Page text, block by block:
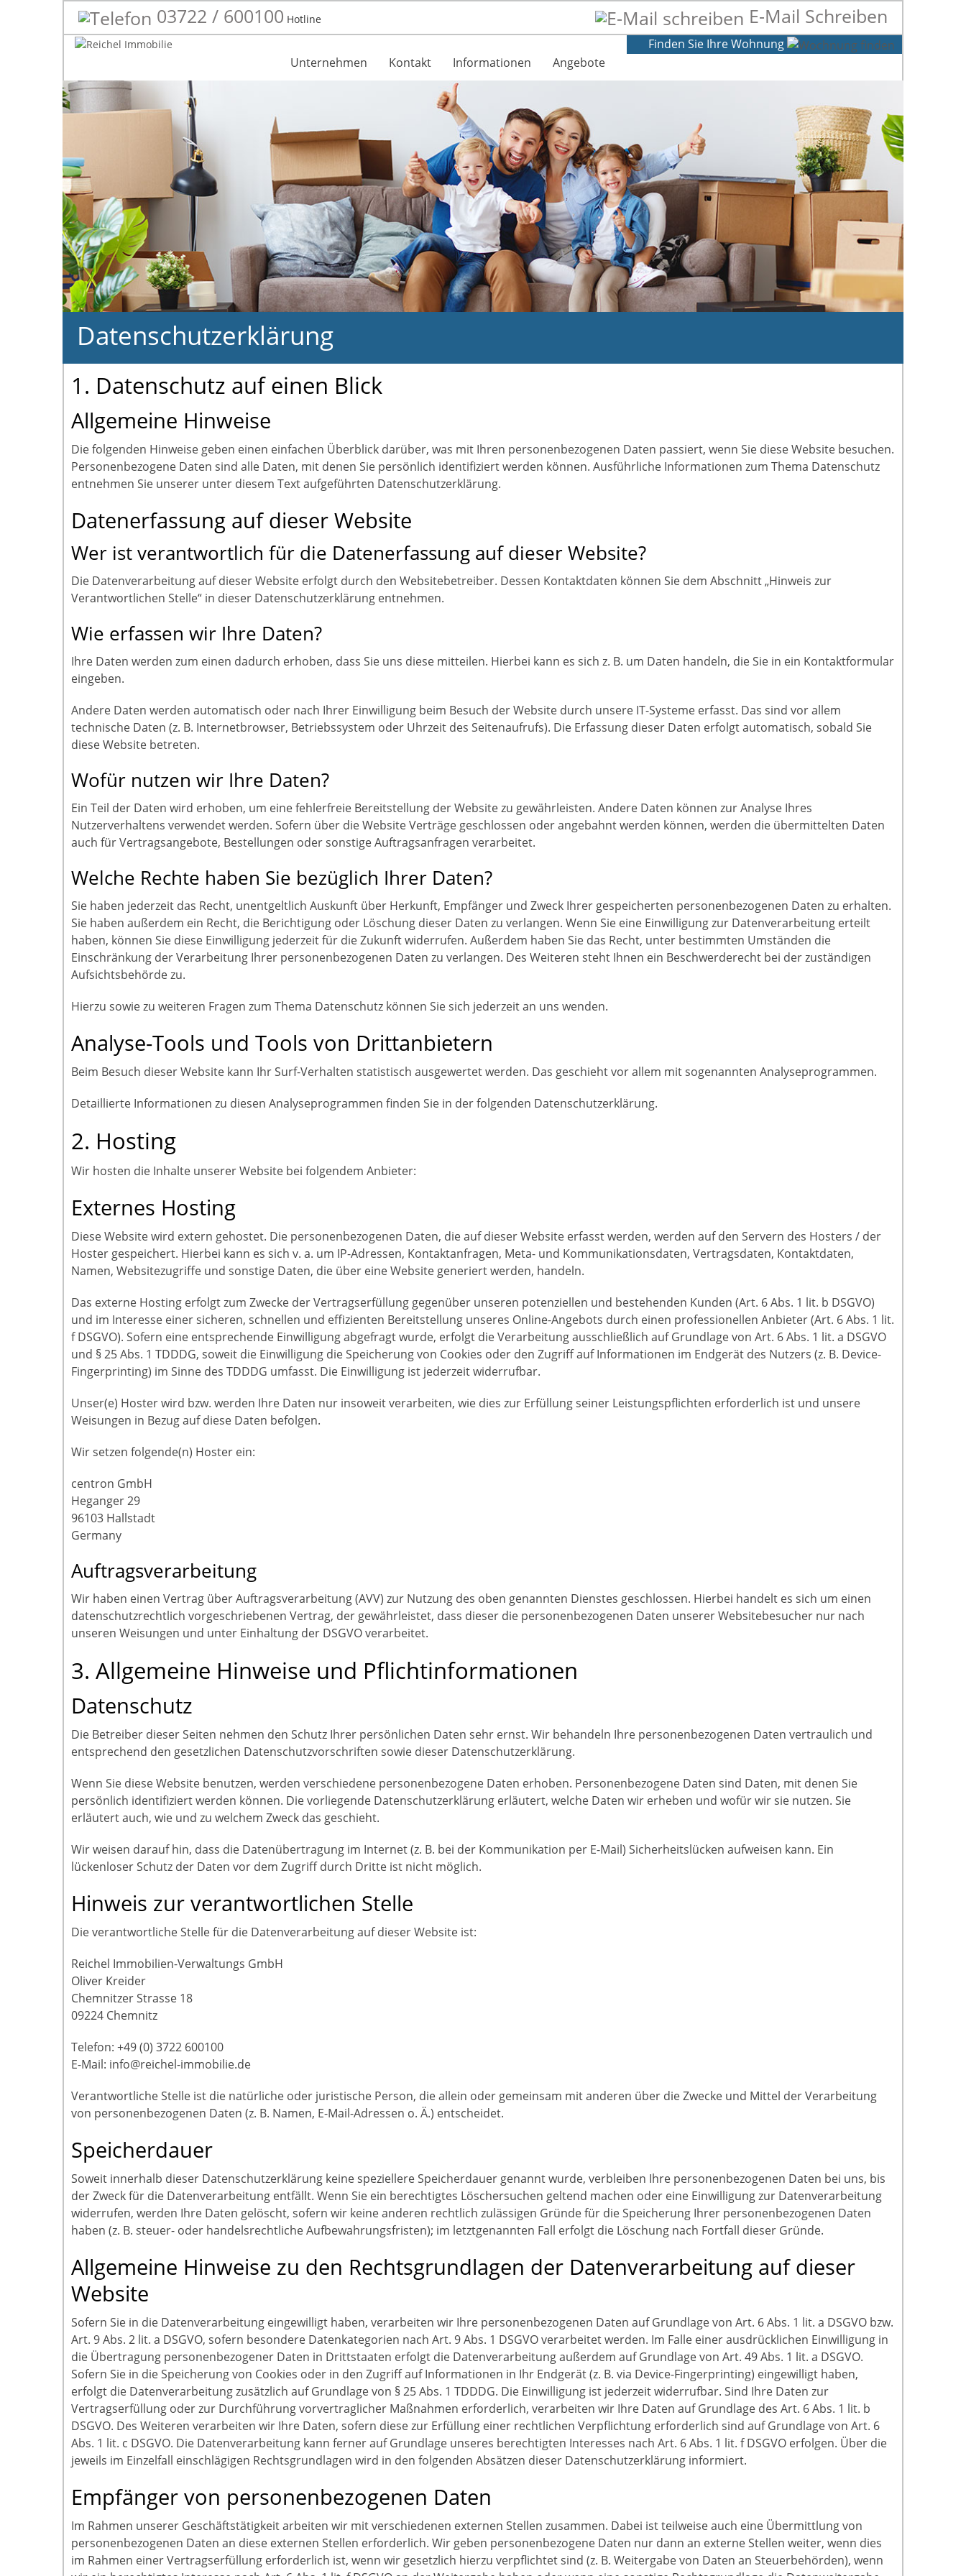
03722 / 600100 Hotline E-Mail Schreiben
Finden Sie Ihre Wohnung
Unternehmen
Kontakt Informationen Angebote
Datenschutzerklärung
1. Datenschutz auf einen Blick
Allgemeine Hinweise
Die folgenden Hinweise geben einen einfachen Überblick darüber, was mit Ihren personenbezogenen Daten passiert, wenn Sie diese Website besuchen.
Personenbezogene Daten sind alle Daten, mit denen Sie persönlich identifiziert werden können. Ausführliche Informationen zum Thema Datenschutz
entnehmen Sie unserer unter diesem Text aufgeführten Datenschutzerklärung.
Datenerfassung auf dieser Website
Wer ist verantwortlich für die Datenerfassung auf dieser Website?
Die Datenverarbeitung auf dieser Website erfolgt durch den Websitebetreiber. Dessen Kontaktdaten können Sie dem Abschnitt „Hinweis zur
Verantwortlichen Stelle“ in dieser Datenschutzerklärung entnehmen.
Wie erfassen wir Ihre Daten?
Ihre Daten werden zum einen dadurch erhoben, dass Sie uns diese mitteilen. Hierbei kann es sich z. B. um Daten handeln, die Sie in ein Kontaktformular
eingeben.
Andere Daten werden automatisch oder nach Ihrer Einwilligung beim Besuch der Website durch unsere IT-Systeme erfasst. Das sind vor allem
technische Daten (z. B. Internetbrowser, Betriebssystem oder Uhrzeit des Seitenaufrufs). Die Erfassung dieser Daten erfolgt automatisch, sobald Sie
diese Website betreten.
Wofür nutzen wir Ihre Daten?
Ein Teil der Daten wird erhoben, um eine fehlerfreie Bereitstellung der Website zu gewährleisten. Andere Daten können zur Analyse Ihres
Nutzerverhaltens verwendet werden. Sofern über die Website Verträge geschlossen oder angebahnt werden können, werden die übermittelten Daten
auch für Vertragsangebote, Bestellungen oder sonstige Auftragsanfragen verarbeitet.
Welche Rechte haben Sie bezüglich Ihrer Daten?
Sie haben jederzeit das Recht, unentgeltlich Auskunft über Herkunft, Empfänger und Zweck Ihrer gespeicherten personenbezogenen Daten zu erhalten.
Sie haben außerdem ein Recht, die Berichtigung oder Löschung dieser Daten zu verlangen. Wenn Sie eine Einwilligung zur Datenverarbeitung erteilt
haben, können Sie diese Einwilligung jederzeit für die Zukunft widerrufen. Außerdem haben Sie das Recht, unter bestimmten Umständen die
Einschränkung der Verarbeitung Ihrer personenbezogenen Daten zu verlangen. Des Weiteren steht Ihnen ein Beschwerderecht bei der zuständigen
Aufsichtsbehörde zu.
Hierzu sowie zu weiteren Fragen zum Thema Datenschutz können Sie sich jederzeit an uns wenden.
Analyse-Tools und Tools von Dritt­anbietern
Beim Besuch dieser Website kann Ihr Surf-Verhalten statistisch ausgewertet werden. Das geschieht vor allem mit sogenannten Analyseprogrammen.
Detaillierte Informationen zu diesen Analyseprogrammen finden Sie in der folgenden Datenschutzerklärung.
2. Hosting
Wir hosten die Inhalte unserer Website bei folgendem Anbieter:
Externes Hosting
Diese Website wird extern gehostet. Die personenbezogenen Daten, die auf dieser Website erfasst werden, werden auf den Servern des Hosters / der
Hoster gespeichert. Hierbei kann es sich v. a. um IP-Adressen, Kontaktanfragen, Meta- und Kommunikationsdaten, Vertragsdaten, Kontaktdaten,
Namen, Websitezugriffe und sonstige Daten, die über eine Website generiert werden, handeln.
Das externe Hosting erfolgt zum Zwecke der Vertragserfüllung gegenüber unseren potenziellen und bestehenden Kunden (Art. 6 Abs. 1 lit. b DSGVO)
und im Interesse einer sicheren, schnellen und effizienten Bereitstellung unseres Online-Angebots durch einen professionellen Anbieter (Art. 6 Abs. 1 lit.
f DSGVO). Sofern eine entsprechende Einwilligung abgefragt wurde, erfolgt die Verarbeitung ausschließlich auf Grundlage von Art. 6 Abs. 1 lit. a DSGVO
und § 25 Abs. 1 TDDDG, soweit die Einwilligung die Speicherung von Cookies oder den Zugriff auf Informationen im Endgerät des Nutzers (z. B. Device-
Fingerprinting) im Sinne des TDDDG umfasst. Die Einwilligung ist jederzeit widerrufbar.
Unser(e) Hoster wird bzw. werden Ihre Daten nur insoweit verarbeiten, wie dies zur Erfüllung seiner Leistungspflichten erforderlich ist und unsere
Weisungen in Bezug auf diese Daten befolgen.
Wir setzen folgende(n) Hoster ein:
centron GmbH
Heganger 29
96103 Hallstadt
Germany
Auftragsverarbeitung
Wir haben einen Vertrag über Auftragsverarbeitung (AVV) zur Nutzung des oben genannten Dienstes geschlossen. Hierbei handelt es sich um einen
datenschutzrechtlich vorgeschriebenen Vertrag, der gewährleistet, dass dieser die personenbezogenen Daten unserer Websitebesucher nur nach
unseren Weisungen und unter Einhaltung der DSGVO verarbeitet.
3. Allgemeine Hinweise und Pflicht­informationen
Datenschutz
Die Betreiber dieser Seiten nehmen den Schutz Ihrer persönlichen Daten sehr ernst. Wir behandeln Ihre personenbezogenen Daten vertraulich und
entsprechend den gesetzlichen Datenschutzvorschriften sowie dieser Datenschutzerklärung.
Wenn Sie diese Website benutzen, werden verschiedene personenbezogene Daten erhoben. Personenbezogene Daten sind Daten, mit denen Sie
persönlich identifiziert werden können. Die vorliegende Datenschutzerklärung erläutert, welche Daten wir erheben und wofür wir sie nutzen. Sie
erläutert auch, wie und zu welchem Zweck das geschieht.
Wir weisen darauf hin, dass die Datenübertragung im Internet (z. B. bei der Kommunikation per E-Mail) Sicherheitslücken aufweisen kann. Ein
lückenloser Schutz der Daten vor dem Zugriff durch Dritte ist nicht möglich.
Hinweis zur verantwortlichen Stelle
Die verantwortliche Stelle für die Datenverarbeitung auf dieser Website ist:
Reichel Immobilien-Verwaltungs GmbH
Oliver Kreider
Chemnitzer Strasse 18
09224 Chemnitz
Telefon: +49 (0) 3722 600100
E-Mail: info@reichel-immobilie.de
Verantwortliche Stelle ist die natürliche oder juristische Person, die allein oder gemeinsam mit anderen über die Zwecke und Mittel der Verarbeitung
von personenbezogenen Daten (z. B. Namen, E-Mail-Adressen o. Ä.) entscheidet.
Speicherdauer
Soweit innerhalb dieser Datenschutzerklärung keine speziellere Speicherdauer genannt wurde, verbleiben Ihre personenbezogenen Daten bei uns, bis
der Zweck für die Datenverarbeitung entfällt. Wenn Sie ein berechtigtes Löschersuchen geltend machen oder eine Einwilligung zur Datenverarbeitung
widerrufen, werden Ihre Daten gelöscht, sofern wir keine anderen rechtlich zulässigen Gründe für die Speicherung Ihrer personenbezogenen Daten
haben (z. B. steuer- oder handelsrechtliche Aufbewahrungsfristen); im letztgenannten Fall erfolgt die Löschung nach Fortfall dieser Gründe.
Allgemeine Hinweise zu den Rechtsgrundlagen der Datenverarbeitung auf dieser
Website
Sofern Sie in die Datenverarbeitung eingewilligt haben, verarbeiten wir Ihre personenbezogenen Daten auf Grundlage von Art. 6 Abs. 1 lit. a DSGVO bzw.
Art. 9 Abs. 2 lit. a DSGVO, sofern besondere Datenkategorien nach Art. 9 Abs. 1 DSGVO verarbeitet werden. Im Falle einer ausdrücklichen Einwilligung in
die Übertragung personenbezogener Daten in Drittstaaten erfolgt die Datenverarbeitung außerdem auf Grundlage von Art. 49 Abs. 1 lit. a DSGVO.
Sofern Sie in die Speicherung von Cookies oder in den Zugriff auf Informationen in Ihr Endgerät (z. B. via Device-Fingerprinting) eingewilligt haben,
erfolgt die Datenverarbeitung zusätzlich auf Grundlage von § 25 Abs. 1 TDDDG. Die Einwilligung ist jederzeit widerrufbar. Sind Ihre Daten zur
Vertragserfüllung oder zur Durchführung vorvertraglicher Maßnahmen erforderlich, verarbeiten wir Ihre Daten auf Grundlage des Art. 6 Abs. 1 lit. b
DSGVO. Des Weiteren verarbeiten wir Ihre Daten, sofern diese zur Erfüllung einer rechtlichen Verpflichtung erforderlich sind auf Grundlage von Art. 6
Abs. 1 lit. c DSGVO. Die Datenverarbeitung kann ferner auf Grundlage unseres berechtigten Interesses nach Art. 6 Abs. 1 lit. f DSGVO erfolgen. Über die
jeweils im Einzelfall einschlägigen Rechtsgrundlagen wird in den folgenden Absätzen dieser Datenschutzerklärung informiert.
Empfänger von personenbezogenen Daten
Im Rahmen unserer Geschäftstätigkeit arbeiten wir mit verschiedenen externen Stellen zusammen. Dabei ist teilweise auch eine Übermittlung von
personenbezogenen Daten an diese externen Stellen erforderlich. Wir geben personenbezogene Daten nur dann an externe Stellen weiter, wenn dies
im Rahmen einer Vertragserfüllung erforderlich ist, wenn wir gesetzlich hierzu verpflichtet sind (z. B. Weitergabe von Daten an Steuerbehörden), wenn